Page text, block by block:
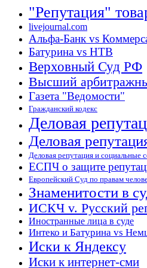
"Репутация"
livejournal.com
Альфа-Банк vs
Батурина vs НТВ
Верховный Суд РФ
Высший
Газета "Ведомости"
Гражданский кодекс
Деловая
Деловая
Деловая репутация и социальные
ЕСПЧ о защите
Европейский Суд по правам
Знаменитости в
ИСКЧ v. Русский
Иностранные лица в суде
Интеко и Батурина vs
Иски к Яндексу
Иски к интернет-сми